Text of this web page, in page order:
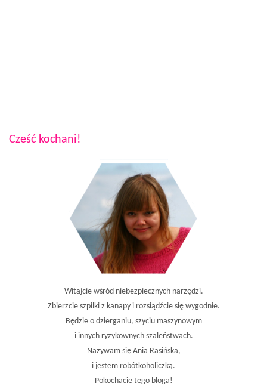
Cześć kochani!
Witajcie wśród niebezpiecznych narzędzi.
Zbierzcie szpilki z kanapy i rozsiądźcie się wygodnie.
Będzie o dzierganiu, szyciu maszynowym
i innych ryzykownych szaleństwach.
Nazywam się Ania Rasińska,
i jestem robótkoholiczką.
Pokochacie tego bloga!